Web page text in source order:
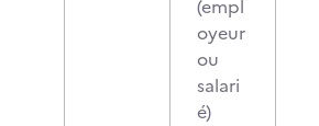
(empl
oyeur
ou
salari
é)